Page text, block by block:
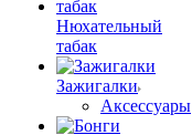
Нюхательный
табак
Зажигалки
Аксессуары